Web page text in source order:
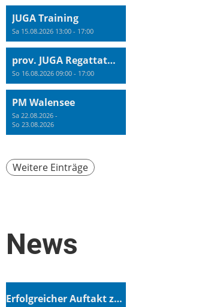
JUGA Training
Sa 15.08.2026 13:00 - 17:00
prov. JUGA Regattatraining
So 16.08.2026 09:00 - 17:00
PM Walensee
Sa 22.08.2026 -
So 23.08.2026
Weitere Einträge
News
Erfolgreicher Auftakt zur Swiss Sailing Challenge League 2026